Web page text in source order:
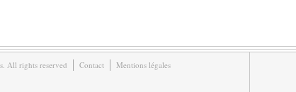
All rights reserved Contact Mentions légales